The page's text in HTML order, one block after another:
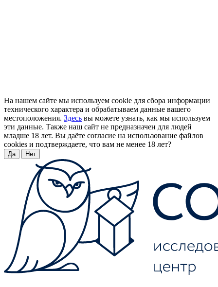
На нашем сайте мы используем cookie для сбора информации
технического характера и обрабатываем данные вашего
местоположения. Здесь вы можете узнать, как мы используем
эти данные. Также наш сайт не предназначен для людей
младше 18 лет. Вы даёте согласие на использование файлов
cookies и подтверждаете, что вам не менее 18 лет?
Да Нет